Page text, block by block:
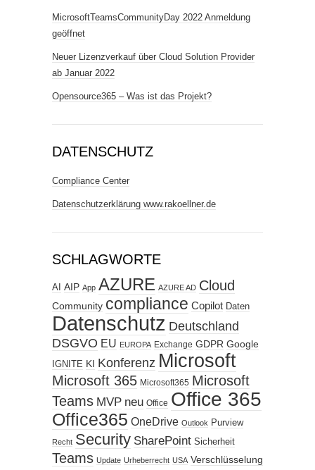
MicrosoftTeamsCommunityDay 2022 Anmeldung
geöffnet
Neuer Lizenzverkauf über Cloud Solution Provider
ab Januar 2022
Opensource365 – Was ist das Projekt?
DATENSCHUTZ
Compliance Center
Datenschutzerklärung www.rakoellner.de
SCHLAGWORTE
AI AIP App AZURE AZURE AD Cloud
Community compliance Copilot Daten
Datenschutz Deutschland
DSGVO EU EUROPA Exchange GDPR Google
IGNITE KI Konferenz Microsoft
Microsoft 365 Microsoft365 Microsoft
Teams MVP neu Office Office 365
Office365 OneDrive Outlook Purview
Recht Security SharePoint Sicherheit
Teams Update Urheberrecht USA Verschlüsselung